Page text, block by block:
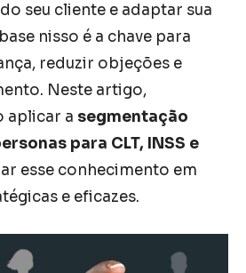
seu cliente e adaptar sua
nisso é a chave para
reduzir objeções e
Neste artigo,
aplicar a segmentação
para CLT, INSS e
esse conhecimento em
e eficazes.